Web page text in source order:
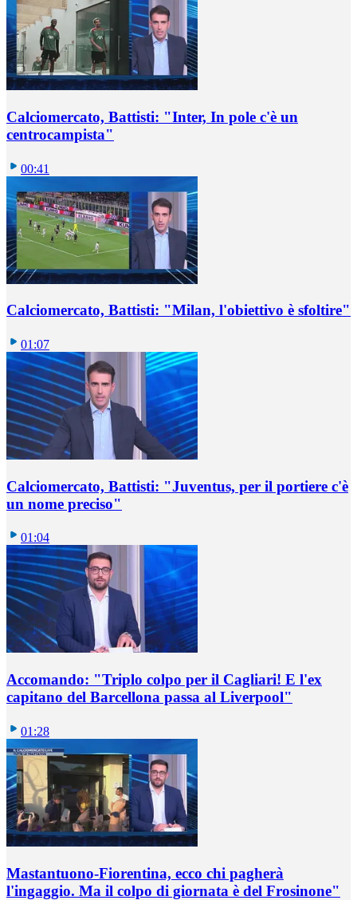
Calciomercato, Battisti: "Inter, In pole c'è un
centrocampista"
00:41
Calciomercato, Battisti: "Milan, l'obiettivo è sfoltire"
01:07
Calciomercato, Battisti: "Juventus, per il portiere c'è
un nome preciso"
01:04
Accomando: "Triplo colpo per il Cagliari! E l'ex
capitano del Barcellona passa al Liverpool"
01:28
Mastantuono-Fiorentina, ecco chi pagherà
l'ingaggio. Ma il colpo di giornata è del Frosinone"